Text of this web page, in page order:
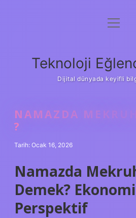
Anasayfa
Yasal Uyarı
menüyü
Teknoloji
Dijital dünyada keyifli
NAMAZDA
?
Tarih: Ocak 16, 2026
Namazda
Demek?
Perspektif